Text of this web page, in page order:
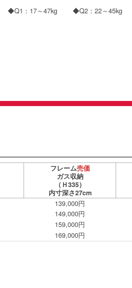
：17～47kg ◆Q2：22～45kg
フレーム売価
ガス収納
（Ｈ335）
内寸深さ27cm
139,000円
149,000円
159,000円
169,000円